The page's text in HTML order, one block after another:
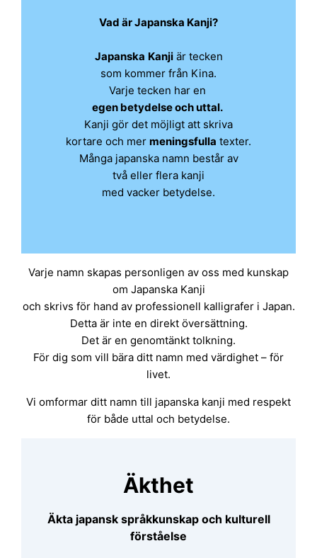
Vad är Japanska Kanji?
Japanska Kanjiär tecken
som kommer från Kina.
Varje tecken har en
egen betydelse och uttal.
Kanji gör det möjligt att skriva
kortare och mer meningsfulla texter.
Många japanska namn består av
två eller flera kanji
med vacker betydelse.
Varje namn skapas personligen av oss med kunskap
om Japanska Kanji
och skrivs för hand av professionell kalligrafer i Japan.
Detta är inte en direkt översättning.
Det är en genomtänkt tolkning.
För dig som vill bära ditt namn med värdighet – för
livet.
Vi omformar ditt namn till japanska kanji med respekt
för både uttal och betydelse.
Äkthet
Äkta japansk språkkunskap och kulturell
förståelse